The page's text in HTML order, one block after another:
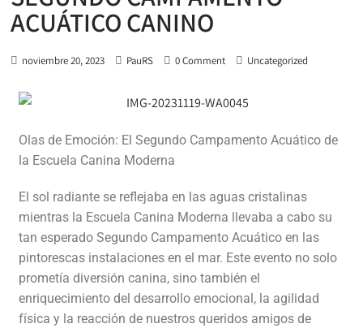
ACUÁTICO CANINO
noviembre 20, 2023 PauRS 0 Comment Uncategorized
Olas de Emoción: El Segundo Campamento Acuático de
la Escuela Canina Moderna
El sol radiante se reflejaba en las aguas cristalinas
mientras la Escuela Canina Moderna llevaba a cabo su
tan esperado Segundo Campamento Acuático en las
pintorescas instalaciones en el mar. Este evento no solo
prometía diversión canina, sino también el
enriquecimiento del desarrollo emocional, la agilidad
física y la reacción de nuestros queridos amigos de